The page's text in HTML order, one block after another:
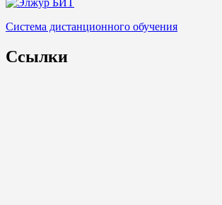
Система дистанционного обучения
Ссылки